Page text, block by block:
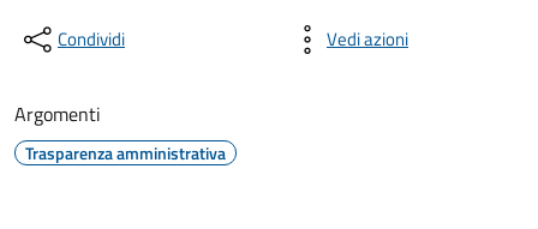
Condividi Vedi azioni
Argomenti
Trasparenza amministrativa